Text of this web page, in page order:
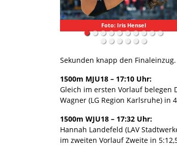
Foto: Iris Hensel
Sekunden knapp den Finaleinzug.
1500m MJU18 – 17:10 Uhr:
Gleich im ersten Vorlauf belegen
Wagner (LG Region Karlsruhe)
1500m WJU18 – 17:32 Uhr:
Hannah Landefeld (LAV
im zweiten Vorlauf Zweite in